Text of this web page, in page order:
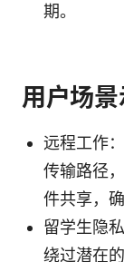
期。
用户场景
远程工作
传输路径
件共享，
留学生隐
绕过潜在